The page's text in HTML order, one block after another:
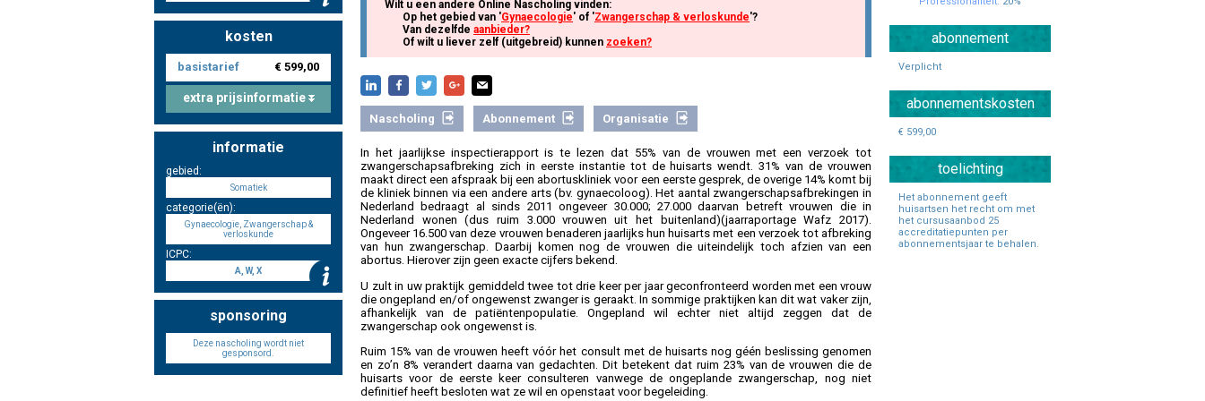
Specialisten Ouderengeneeskunde
kosten
basistarief € 599,00
extra prijsinformatie
informatie
gebied:
Somatiek
categorie(ën):
Gynaecologie, Zwangerschap &
verloskunde
ICPC:
A, W, X
sponsoring
Deze nascholing wordt niet
gesponsord.
abonnement
Verplicht
abonnementskosten
€ 599,00
toelichting
Het abonnement geeft
huisartsen het recht om met
het cursusaanbod 25
accreditatiepunten per
abonnementsjaar te behalen.
Wilt u een andere Online Nascholing vinden:
Op het gebied van 'Gynaecologie' of 'Zwangerschap & verloskunde'?
Van dezelfde aanbieder?
Of wilt u liever zelf (uitgebreid) kunnen zoeken?
Nascholing Abonnement Organisatie
In het jaarlijkse inspectierapport is te lezen dat 55% van de vrouwen met een verzoek tot
zwangerschapsafbreking zich in eerste instantie tot de huisarts wendt. 31% van de vrouwen
maakt direct een afspraak bij een abortuskliniek voor een eerste gesprek, de overige 14% komt bij
de kliniek binnen via een andere arts (bv. gynaecoloog). Het aantal zwangerschapsafbrekingen in
Nederland bedraagt al sinds 2011 ongeveer 30.000; 27.000 daarvan betreft vrouwen die in
Nederland wonen (dus ruim 3.000 vrouwen uit het buitenland)(jaarraportage Wafz 2017).
Ongeveer 16.500 van deze vrouwen benaderen jaarlijks hun huisarts met een verzoek tot afbreking
van hun zwangerschap. Daarbij komen nog de vrouwen die uiteindelijk toch afzien van een
abortus. Hierover zijn geen exacte cijfers bekend.
U zult in uw praktijk gemiddeld twee tot drie keer per jaar geconfronteerd worden met een vrouw
die ongepland en/of ongewenst zwanger is geraakt. In sommige praktijken kan dit wat vaker zijn,
afhankelijk van de patiëntenpopulatie. Ongepland wil echter niet altijd zeggen dat de
zwangerschap ook ongewenst is.
Ruim 15% van de vrouwen heeft vóór het consult met de huisarts nog géén beslissing genomen
en zo’n 8% verandert daarna van gedachten. Dit betekent dat ruim 23% van de vrouwen die de
huisarts voor de eerste keer consulteren vanwege de ongeplande zwangerschap, nog niet
definitief heeft besloten wat ze wil en openstaat voor begeleiding.